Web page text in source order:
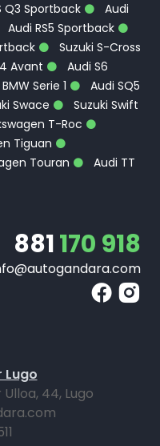
Q3 Sportback
Audi
Audi RS5 Sportback
Suzuki S-Cross
Avant
Audi S6
BMW Serie 1
Audi SQ5
Swace
Suzuki Swift
T-Roc
Tiguan
Touran
Audi TT
881170 918
Lugo
44, Lugo